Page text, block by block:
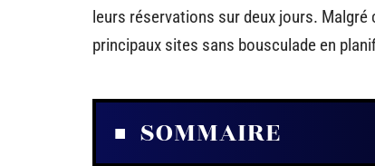
leurs réservations sur deux jours.
principaux sites sans bousculade en
SOMMAIRE